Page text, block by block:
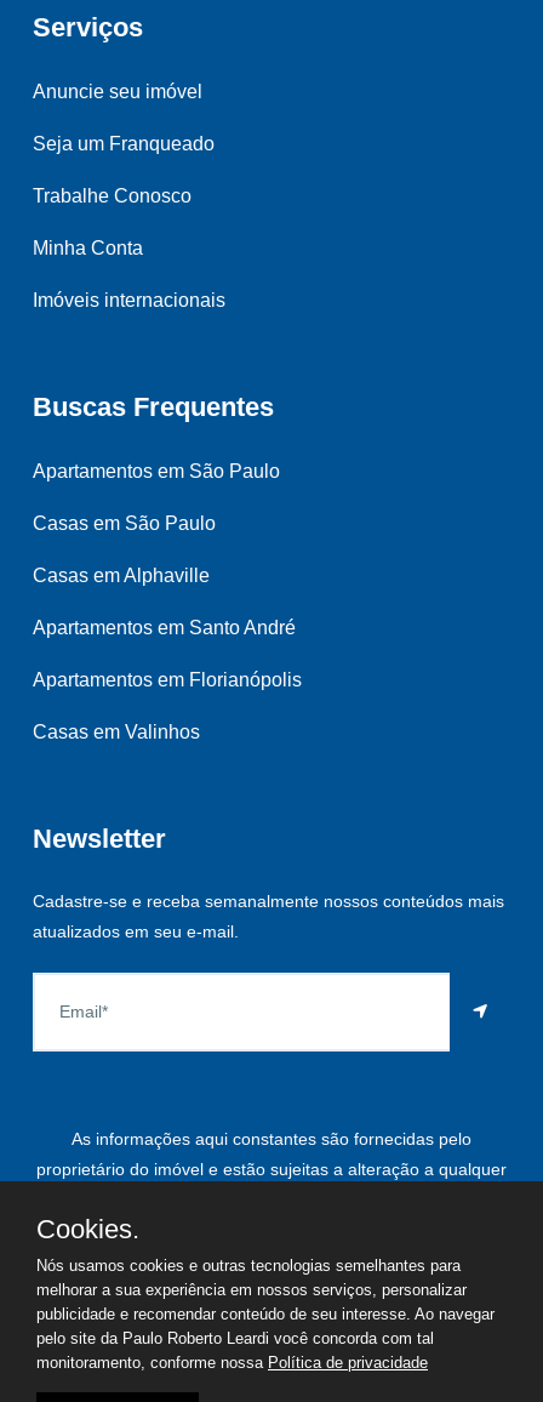
Serviços
Anuncie seu imóvel
Seja um Franqueado
Trabalhe Conosco
Minha Conta
Imóveis internacionais
Buscas Frequentes
Apartamentos em São Paulo
Casas em São Paulo
Casas em Alphaville
Apartamentos em Santo André
Apartamentos em Florianópolis
Casas em Valinhos
Newsletter
Cadastre-se e receba semanalmente nossos conteúdos mais
atualizados em seu e-mail.
As informações aqui constantes são fornecidas pelo
proprietário do imóvel e estão sujeitas a alteração a qualquer
©2026Copyright - Paulo Roberto Leardi | Todos os direitos
reservados
Cookies.
Nós usamos cookies e outras tecnologias semelhantes para
melhorar a sua experiência em nossos serviços, personalizar
publicidade e recomendar conteúdo de seu interesse. Ao navegar
pelo site da Paulo Roberto Leardi você concorda com tal
monitoramento, conforme nossa Política de privacidade